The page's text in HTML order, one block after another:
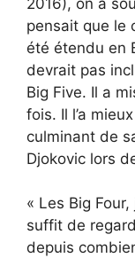
pensait que le
été étendu en
devrait pas
Big Five. Il a
fois. Il l’a
culminant de
Djokovic lors
« Les Big
suffit de
depuis